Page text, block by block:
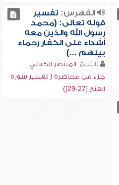
الفهرس: تفسير
قوله تعالى: (محمد
رسول الله والذين معه
أشداء على الكفار رحماء
بينهم ...)
للشيخ: المنتصر الكتاني
جزء من محاضرة ( تفسير سورة
الفتح [27-29])